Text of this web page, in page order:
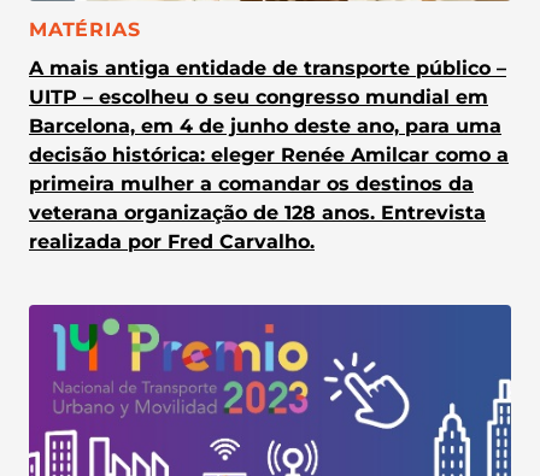
CATEGORIA:
MATÉRIAS
A mais antiga entidade de transporte público –
UITP – escolheu o seu congresso mundial em
Barcelona, em 4 de junho deste ano, para uma
decisão histórica: eleger Renée Amilcar como a
primeira mulher a comandar os destinos da
veterana organização de 128 anos. Entrevista
realizada por Fred Carvalho.